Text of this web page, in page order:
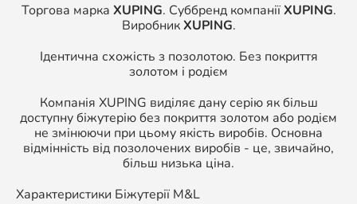
Торгова марка XUPING. Суббренд компаніїXUPING.
ВиробникXUPING.
Ідентична схожість з позолотою. Без покриття
золотом і родієм
Компанія XUPING виділяє дану серію як більш
доступну біжутерію без покриття золотом або родієм
не змінюючи при цьому якість виробів. Основна
відмінність від позолочених виробів - це, звичайно,
більш низька ціна.
Характеристики Біжутерії M&L